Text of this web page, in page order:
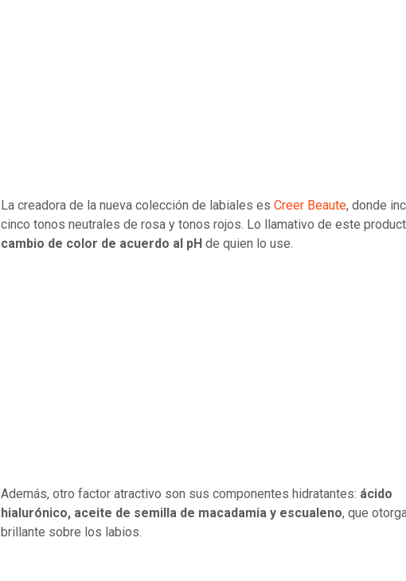
La creadora de la nueva colección de labiales es Creer Beaute, donde
cinco tonos neutrales de rosa y tonos rojos. Lo llamativo de este
cambio de color de acuerdo al pH de quien lo use.
Además, otro factor atractivo son sus componentes hidratantes: ácido
hialurónico, aceite de semilla de macadamia y escualeno, que
brillante sobre los labios.